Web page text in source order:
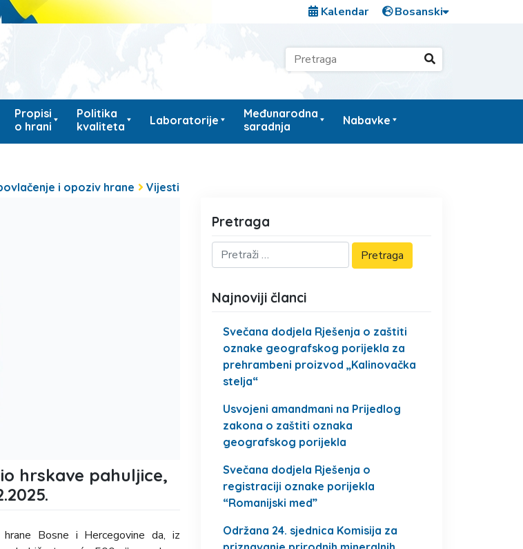
Kalendar
Propisi
o hrani
Politika
kvaliteta
Laboratorije
Međunarodna
saradnja
Nabavke
i opoziv hrane Vijesti
hrskave pahuljice,
Bosne i Hercegovine da, iz
Pretraga
Najnoviji članci
Svečana dodjela Rješenja o zaštiti
oznake geografskog porijekla za
prehrambeni proizvod „Kalinovačka
stelja“
Usvojeni amandmani na Prijedlog
zakona o zaštiti oznaka
geografskog porijekla
Svečana dodjela Rješenja o
registraciji oznake porijekla
“Romanijski med”
Održana 24. sjednica Komisija za